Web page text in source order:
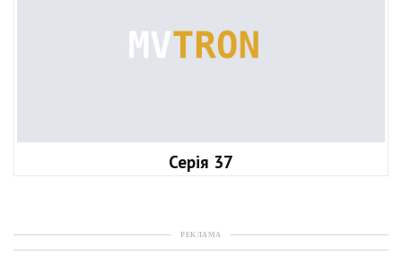
Серія 37
РЕКЛАМА